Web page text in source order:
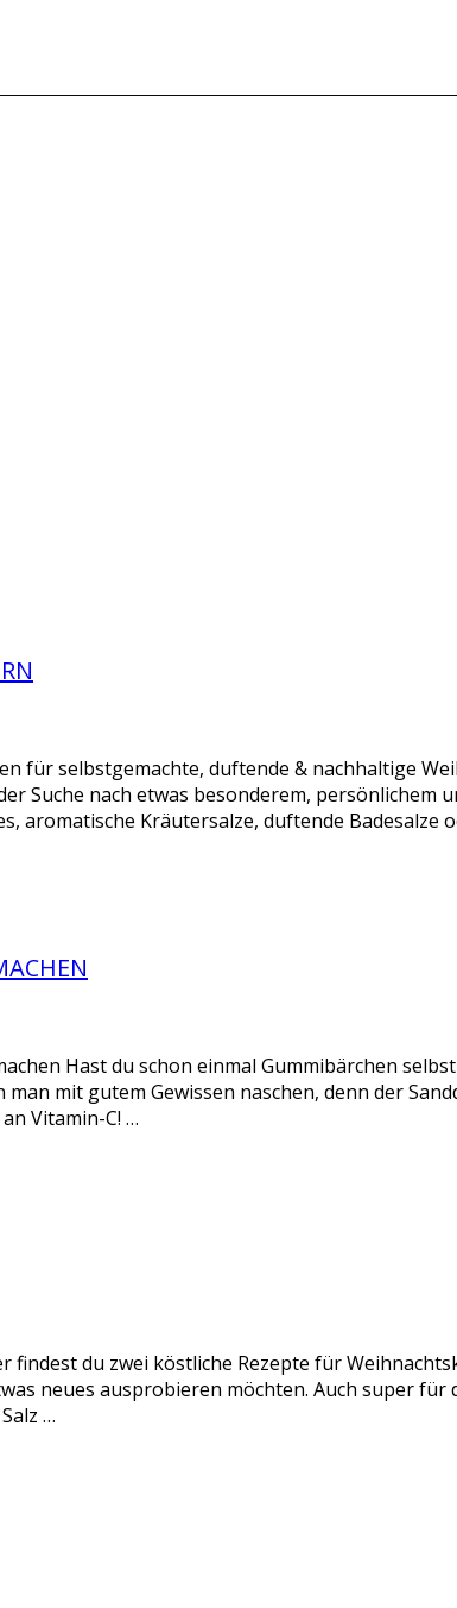
für selbstgemachte, duftende & nachhaltige
Suche nach etwas besonderem,
aromatische Kräutersalze, duftende Badesalze
Hast du schon einmal Gummibärchen
mit gutem Gewissen naschen, denn der
Vitamin-C! …
findest du zwei köstliche Rezepte für
neues ausprobieren möchten. Auch super für
…